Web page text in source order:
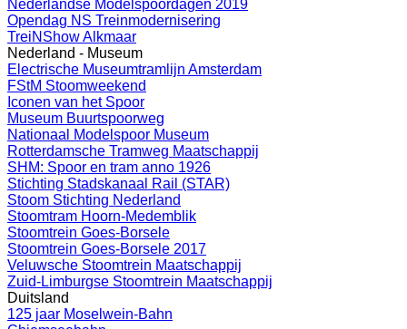
Nederlandse Modelspoordagen 2019
Opendag NS Treinmodernisering
TreiNShow Alkmaar
Nederland - Museum
Electrische Museumtramlijn Amsterdam
FStM Stoomweekend
Iconen van het Spoor
Museum Buurtspoorweg
Nationaal Modelspoor Museum
Rotterdamsche Tramweg Maatschappij
SHM: Spoor en tram anno 1926
Stichting Stadskanaal Rail (STAR)
Stoom Stichting Nederland
Stoomtram Hoorn-Medemblik
Stoomtrein Goes-Borsele
Stoomtrein Goes-Borsele 2017
Veluwsche Stoomtrein Maatschappij
Zuid-Limburgse Stoomtrein Maatschappij
Duitsland
125 jaar Moselwein-Bahn